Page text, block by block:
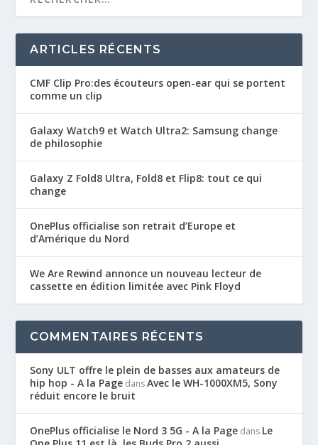
ARTICLES RÉCENTS
CMF Clip Pro:des écouteurs open-ear qui se portent
comme un clip
Galaxy Watch9 et Watch Ultra2: Samsung change
de philosophie
Galaxy Z Fold8 Ultra, Fold8 et Flip8: tout ce qui
change
OnePlus officialise son retrait d’Europe et
d’Amérique du Nord
We Are Rewind annonce un nouveau lecteur de
cassette en édition limitée avec Pink Floyd
COMMENTAIRES RÉCENTS
Sony ULT offre le plein de basses aux amateurs de
hip hop - A la Page dansAvec le WH-1000XM5, Sony
réduit encore le bruit
OnePlus officialise le Nord 3 5G - A la Page dans Le